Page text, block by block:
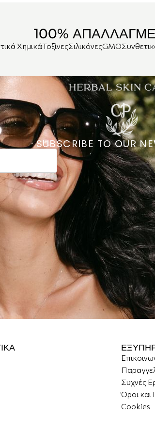
100%
ΧημικάΤοξίνεςΣιλικόνεςGMO
SUBSCRIBE TO OUR
Συχνές
Όροι και
Cookies